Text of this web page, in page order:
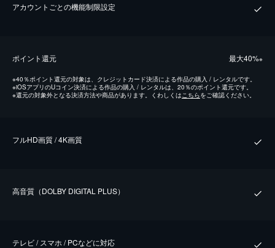
アカウントごとの機能制限設定
ポイント還元 最⼤40%※
※40％ポイント還元の対象は、クレジットカード決済による作品の購入 / レンタルです。
※iOSアプリのUコイン決済による作品の購入 / レンタルは、20％のポイント還元です。
※還元の対象外となる決済方法や商品があります。くわしくは こちらをご確認ください。
フルHD画質 / 4K画質
⾼⾳質（DOLBY DIGITAL PLUS）
テレビ / スマホ / PCなどに対応